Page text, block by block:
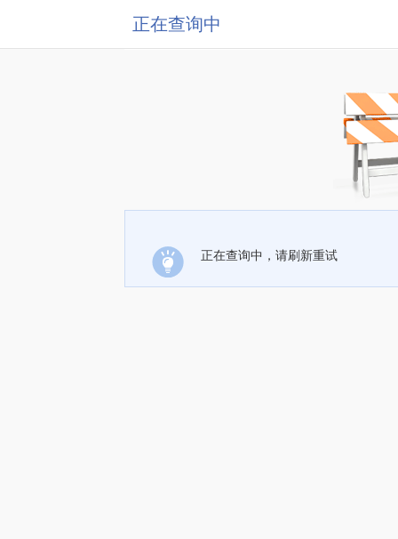
正在查询中
正在查询中，请刷新重试